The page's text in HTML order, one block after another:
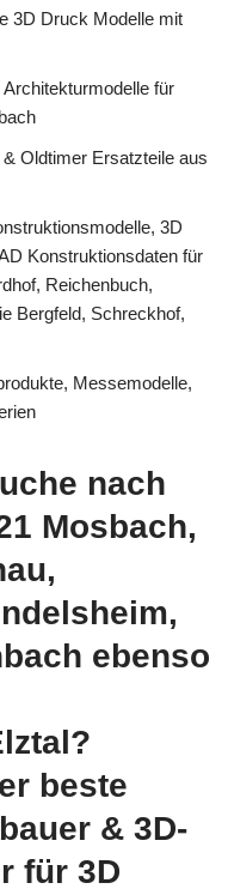
3D Druck Modelle mit
für
Oldtimer Ersatzteile aus
3D
Konstruktionsdaten für
Reichenbuch,
Bergfeld, Schreckhof,
Messemodelle,
nach
Mosbach,
ebenso
beste
& 3D-
für 3D